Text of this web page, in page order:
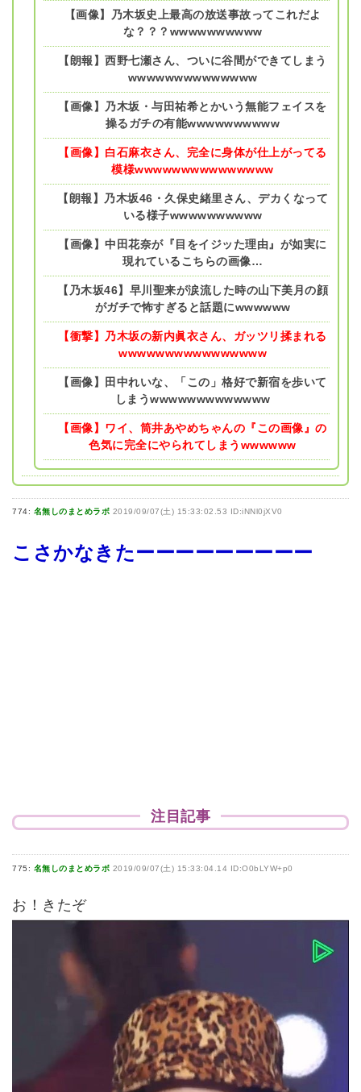
【画像】乃木坂史上最高の放送事故ってこれだよ
な？？？wwwwwwwwww
【朗報】西野七瀬さん、ついに谷間ができてしまう
wwwwwwwwwwwwww
【画像】乃木坂・与田祐希とかいう無能フェイスを
操るガチの有能wwwwwwwwww
【画像】白石麻衣さん、完全に身体が仕上がってる
模様wwwwwwwwwwwwwww
【朗報】乃木坂46・久保史緒里さん、デカくなって
いる様子wwwwwwwwww
【画像】中田花奈が『目をイジッた理由』が如実に
現れているこちらの画像…
【乃木坂46】早川聖来が涙流した時の山下美月の顔
がガチで怖すぎると話題にwwwwww
【衝撃】乃木坂の新内眞衣さん、ガッツリ揉まれる
wwwwwwwwwwwwwwww
【画像】田中れいな、「この」格好で新宿を歩いて
しまうwwwwwwwwwwwww
【画像】ワイ、筒井あやめちゃんの『この画像』の
色気に完全にやられてしまうwwwwww
774: 名無しのまとめラボ 2019/09/07(土) 15:33:02.53 ID:iNNl0jXV0
こさかなきたーーーーーーーーー
注目記事
775: 名無しのまとめラボ 2019/09/07(土) 15:33:04.14 ID:O0bLYW+p0
お！きたぞ